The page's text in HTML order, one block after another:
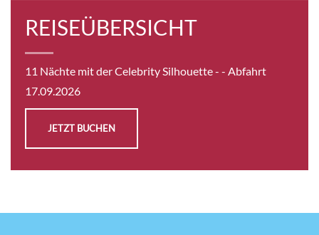
AUSWÄHLEN
KABINE
ANFRAGEN
REISEÜBERSICHT
11 Nächte mit der Celebrity Silhouette - - Abfahrt
17.09.2026
JETZT BUCHEN